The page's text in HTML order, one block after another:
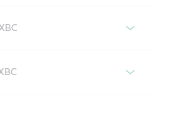
propriétés de
d’excellentes propriétés de